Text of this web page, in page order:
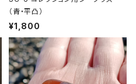
（青・平凸）
¥1,800